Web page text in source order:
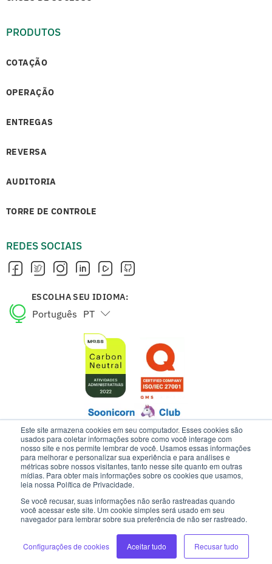
Este site armazena cookies em seu computador. Esses cookies são
usados para coletar informações sobre como você interage com
nosso site e nos permite lembrar de você. Usamos essas informações
para melhorar e personalizar sua experiência e para análises e
métricas sobre nossos visitantes, tanto nesse site quanto em outras
mídias. Para obter mais informações sobre os cookies que usamos,
leia nossa Política de Privacidade.
Se você recusar, suas informações não serão rastreadas quando
você acessar este site. Um cookie simples será usado em seu
navegador para lembrar sobre sua preferência de não ser rastreado.
Configurações de cookies Aceitar tudo Recusar tudo
PRODUTOS
COTAÇÃO
OPERAÇÃO
ENTREGAS
REVERSA
AUDITORIA
TORRE DE CONTROLE
REDES SOCIAIS
ESCOLHA SEU IDIOMA:
Português PT
English EN
ESTE SITE USA COOKIES E DADOS PESSOAIS DE ACORDO COM OS
NOSSOS TERMOS DE USO E AVISO DE PRIVACIDADE.
INTELIPOST | TODOS OS DIREITOS RESERVADOS
DESENVOLVIMENTO: